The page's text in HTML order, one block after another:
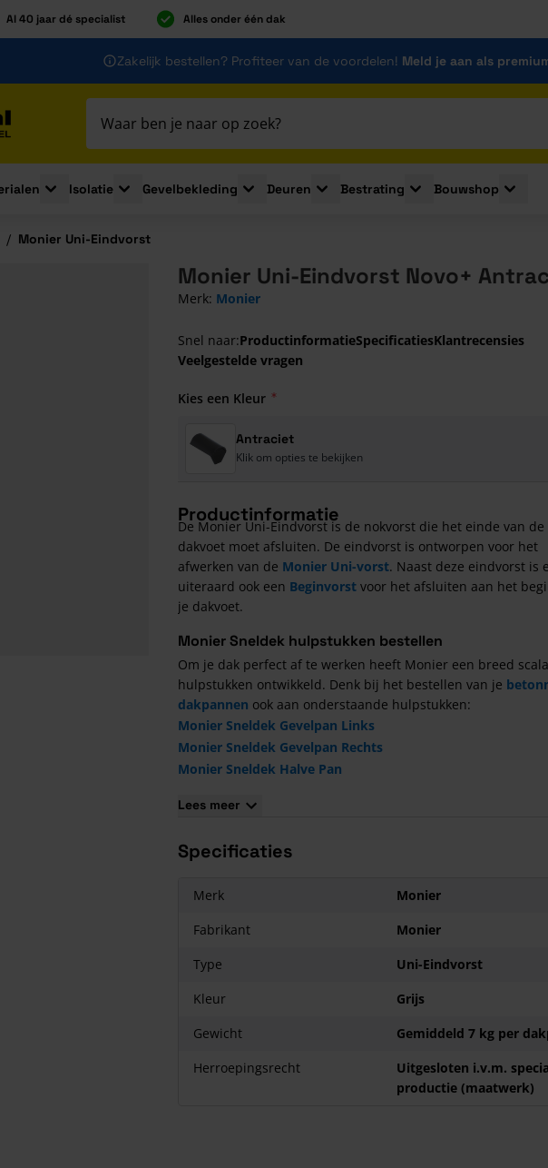
Al 40 jaar dé specialist Alles onder één dak
Zakelijk bestellen? Profiteer van de voordelen! Meld je aan als
for HoutToggle submenu for Plaatmaterialen
Isolatie
Toggle submenu for Isolatie
Gevelbekleding
Toggle submenu for Gevelbekleding
Deuren
Toggle submenu for Deuren
Bestrating
Toggle submenu for
Bouwshop
/ Monier Uni-Eindvorst
Monier Uni-Eindvorst Novo+
Merk: Monier
Snel naar:ProductinformatieSpecificatiesKlantrecensies
Veelgestelde vragen
Kies een Kleur
Antraciet
Klik om opties te bekijken
Productinformatie
De Monier Uni-Eindvorst is de nokvorst die het einde van de
dakvoet moet afsluiten. De eindvorst is ontworpen voor het
afwerken van de Monier Uni-vorst. Naast deze eindvorst is
uiteraard ook een Beginvorst voor het afsluiten aan het
je dakvoet.
Monier Sneldek hulpstukken bestellen
Om je dak perfect af te werken heeft Monier een breed
hulpstukken ontwikkeld. Denk bij het bestellen van je
dakpannen ook aan onderstaande hulpstukken:
Monier Sneldek Gevelpan Links
Monier Sneldek Gevelpan Rechts
Monier Sneldek Halve Pan
Monier Uni-Beginvorst
Lees meer
Specificaties
Merk
Monier
Fabrikant
Monier
Type
Uni-Eindvorst
Kleur
Grijs
Gewicht
Gemiddeld 7 kg per
Herroepingsrecht
Uitgesloten i.v.m.
productie (maatwerk)